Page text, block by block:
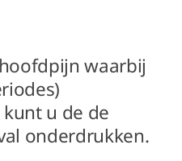
waarbij
u de de
onderdrukken.